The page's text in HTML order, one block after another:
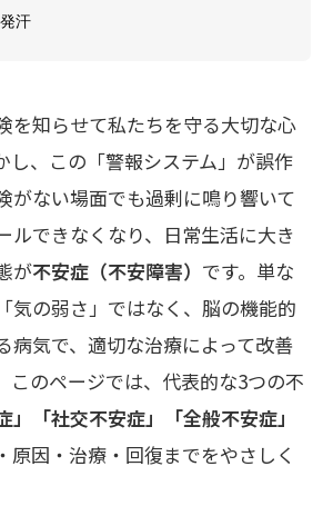
汗
を知らせて私たちを守る大切な心
し、この「警報システム」が誤作
がない場面でも過剰に鳴り響いて
ルできなくなり、日常生活に大き
が不安症（不安障害） です。単な
気の弱さ」ではなく、脳の機能的
病気で、適切な治療によって改善
このページでは、代表的な3つの不
」「社交不安症」「全般不安症」
原因・治療・回復までをやさしく